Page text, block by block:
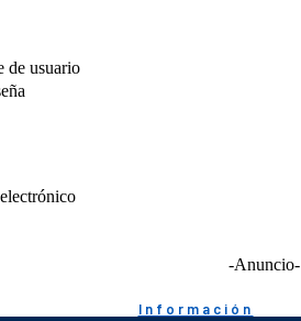
de usuario
-Anuncio-
Información